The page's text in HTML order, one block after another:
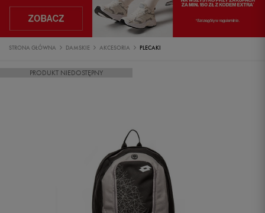
STRONA GŁÓWNA DAMSKIE AKCESORIA PLECAKI
PRODUKT NIEDOSTĘPNY